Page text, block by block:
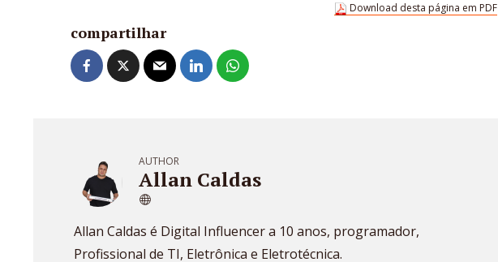
Download desta página em PDF
compartilhar
AUTHOR
Allan Caldas
Allan Caldas é Digital Influencer a 10 anos, programador,
Profissional de TI, Eletrônica e Eletrotécnica.